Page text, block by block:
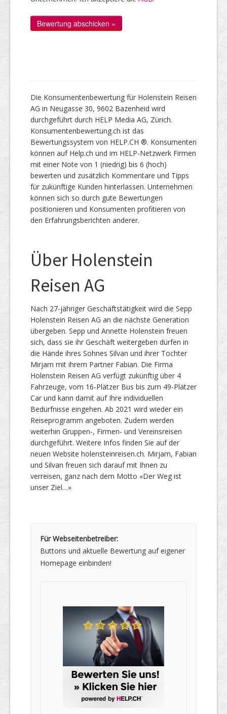
Die Konsumentenbewertung für Holenstein Reisen
AG in Neugasse 30, 9602 Bazenheid wird
durchgeführt durch HELP Media AG, Zürich.
Konsumentenbewertung.ch ist das
Bewertungssystem von HELP.CH ®. Konsumenten
können auf Help.ch und im HELP-Netzwerk Firmen
mit einer Note von 1 (niedrig) bis 6 (hoch)
bewerten und zusätzlich Kommentare und Tipps
für zukünftige Kunden hinterlassen. Unternehmen
können sich so durch gute Bewertungen
positionieren und Konsumenten profitieren von
den Erfahrungsberichten anderer.
Über Holenstein
Reisen AG
Nach 27-jähriger Geschäftstätigkeit wird die Sepp
Holenstein Reisen AG an die nächste Generation
übergeben. Sepp und Annette Holenstein freuen
sich, dass sie ihr Geschäft weitergeben dürfen in
die Hände ihres Sohnes Silvan und ihrer Tochter
Mirjam mit ihrem Partner Fabian. Die Firma
Holenstein Reisen AG verfügt zukünftig über 4
Fahrzeuge, vom 16-Plätzer Bus bis zum 49-Plätzer
Car und kann damit auf Ihre individuellen
Bedürfnisse eingehen. Ab 2021 wird wieder ein
Reiseprogramm angeboten. Zudem werden
weiterhin Gruppen-, Firmen- und Vereinsreisen
durchgeführt. Weitere Infos finden Sie auf der
neuen Website holensteinreisen.ch. Mirjam, Fabian
und Silvan freuen sich darauf mit Ihnen zu
verreisen, ganz nach dem Motto «Der Weg ist
unser Ziel…»
Für Webseitenbetreiber:
Buttons und aktuelle Bewertung auf eigener
Homepage einbinden!